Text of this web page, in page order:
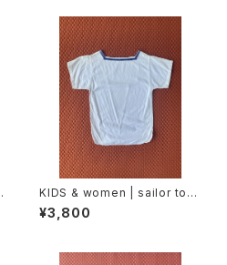
KIDS & women | sailor top
s (150cm)
¥3,800